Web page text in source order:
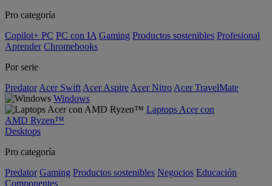
Pro categoría
Copilot+ PC PC con IA Gaming Productos sostenibles Profesional
Aprender Chromebooks
Por serie
Predator Acer Swift Acer Aspire Acer Nitro Acer TravelMate
Windows
Laptops Acer con
AMD Ryzen™
Desktops
Pro categoría
Predator Gaming Productos sostenibles Negocios Educación
Componentes